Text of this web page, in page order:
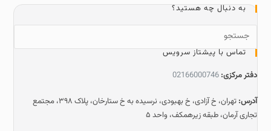
به دنبال چه هستید؟
تماس با پیشتاز سرویس
دفتر مرکزی: 02166000746
آدرس:
تهران، خ آزادی، خ بهبودی، نرسیده به خ ستارخان، پلاک ۳۹۸، مجتمع
تجاری آرمان، طبقه زیرهمکف، واحد ۵